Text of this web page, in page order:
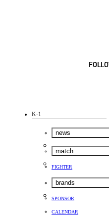
K-1
news
match
FIGHTER
brands
SPONSOR
CALENDAR